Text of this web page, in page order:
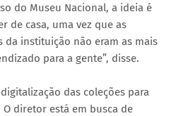
do Museu Nacional, a ideia é
de casa, uma vez que as
da instituição não eram as mais
para a gente”, disse.
das coleções para
diretor está em busca de